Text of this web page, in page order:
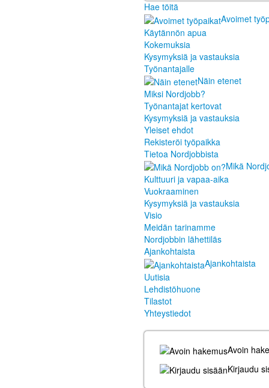
Hae töitä
Avoimet
Käytännön apua
Kokemuksia
Kysymyksiä ja vastauksia
Työnantajalle
Näin etenet
Miksi Nordjobb?
Työnantajat kertovat
Kysymyksiä ja vastauksia
Yleiset ehdot
Rekisteröi työpaikka
Tietoa Nordjobbista
Mikä
Kulttuuri ja vapaa-aika
Vuokraaminen
Kysymyksiä ja vastauksia
Visio
Meidän tarinamme
Nordjobbin lähettiläs
Ajankohtaista
Ajankohtaista
Uutisia
Lehdistöhuone
Tilastot
Yhteystiedot
Avoin
Kirjaudu